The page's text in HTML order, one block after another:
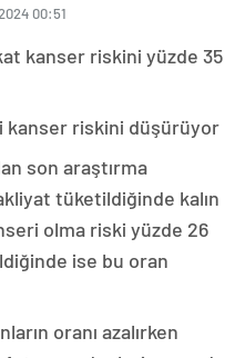
00:51
kanser riskini yüzde 35
kanser riskini düşürüyor
son araştırma
tüketildiğinde kalın
olma riski yüzde 26
ise bu oran
oranı azalırken